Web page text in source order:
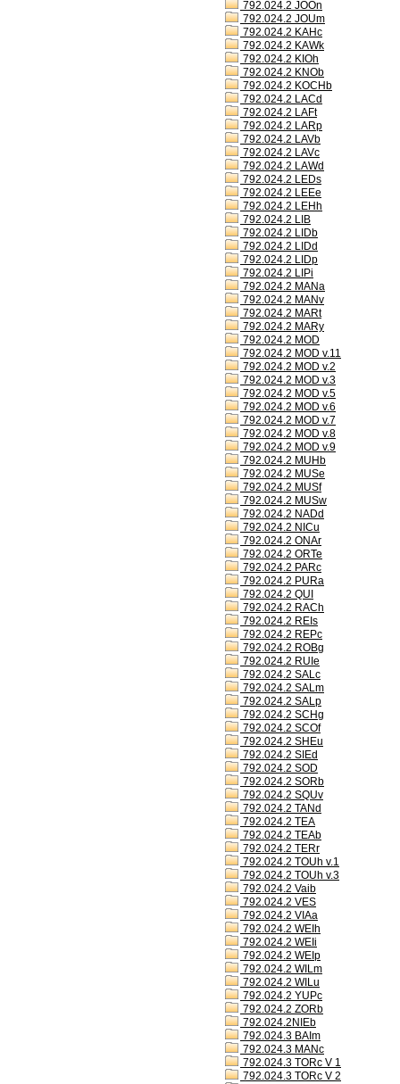
792.024.2 JOOn
792.024.2 JOUm
792.024.2 KAHc
792.024.2 KAWk
792.024.2 KIOh
792.024.2 KNOb
792.024.2 KOCHb
792.024.2 LACd
792.024.2 LAFt
792.024.2 LARp
792.024.2 LAVb
792.024.2 LAVc
792.024.2 LAWd
792.024.2 LEDs
792.024.2 LEEe
792.024.2 LEHh
792.024.2 LIB
792.024.2 LIDb
792.024.2 LIDd
792.024.2 LIDp
792.024.2 LIPi
792.024.2 MANa
792.024.2 MANv
792.024.2 MARt
792.024.2 MARy
792.024.2 MOD
792.024.2 MOD v.11
792.024.2 MOD v.2
792.024.2 MOD v.3
792.024.2 MOD v.5
792.024.2 MOD v.6
792.024.2 MOD v.7
792.024.2 MOD v.8
792.024.2 MOD v.9
792.024.2 MUHb
792.024.2 MUSe
792.024.2 MUSf
792.024.2 MUSw
792.024.2 NADd
792.024.2 NICu
792.024.2 ONAr
792.024.2 ORTe
792.024.2 PARc
792.024.2 PURa
792.024.2 QUI
792.024.2 RACh
792.024.2 REIs
792.024.2 REPc
792.024.2 ROBg
792.024.2 RUIe
792.024.2 SALc
792.024.2 SALm
792.024.2 SALp
792.024.2 SCHg
792.024.2 SCOf
792.024.2 SHEu
792.024.2 SIEd
792.024.2 SOD
792.024.2 SORb
792.024.2 SQUv
792.024.2 TANd
792.024.2 TEA
792.024.2 TEAb
792.024.2 TERr
792.024.2 TOUh v.1
792.024.2 TOUh v.3
792.024.2 Vaib
792.024.2 VES
792.024.2 VIAa
792.024.2 WEIh
792.024.2 WEIi
792.024.2 WEIp
792.024.2 WILm
792.024.2 WILu
792.024.2 YUPc
792.024.2 ZORb
792.024.2NIEb
792.024.3 BAIm
792.024.3 MANc
792.024.3 TORc V 1
792.024.3 TORc V 2